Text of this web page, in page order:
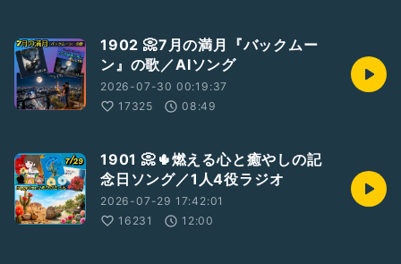
1902 📀7月の満月『バックムー
ン』の歌／AIソング
2026-07-30 00:19:37
17325
08:49
1901 📀🌵燃える心と癒やしの記
念日ソング／1人4役ラジオ
2026-07-29 17:42:01
16231
12:00